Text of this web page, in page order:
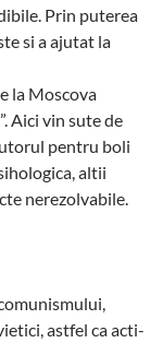
Prin puterea
si a ajutat la
la Moscova
Aici vin sute de
pentru boli
altii
nere­zol­vabile.
astfel ca acti­